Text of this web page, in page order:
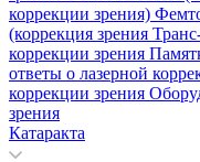
коррекции зрения)
(коррекция зрения
коррекции зрения
ответы о лазерной
коррекции зрения
зрения
Катаракта